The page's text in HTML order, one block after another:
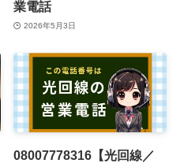
業電話
2026年5月3日
08007778316【光回線／